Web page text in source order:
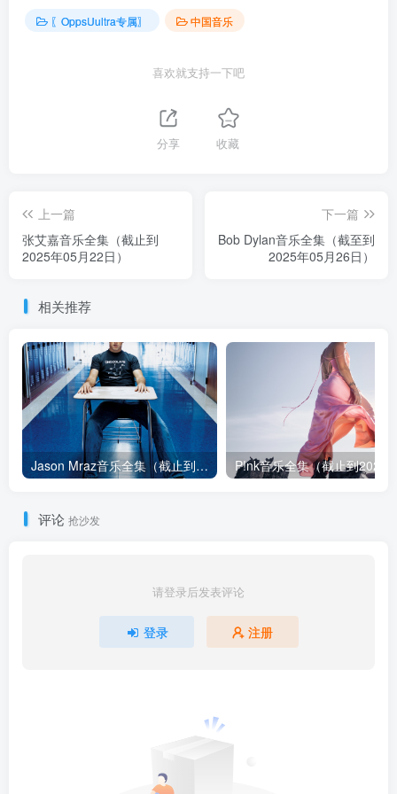
〖OppsUultra专属〗 中国音乐
喜欢就支持一下吧
分享 收藏
上一篇
张艾嘉音乐全集（截止到
2025年05月22日）
下一篇
Bob Dylan音乐全集（截至到
2025年05月26日）
相关推荐
Jason Mraz音乐全集（截止到2026年08月04日）
评论 抢沙发
请登录后发表评论
登录 注册